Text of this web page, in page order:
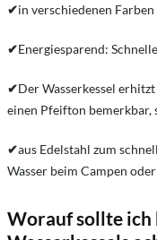
✔in verschiedenen
✔Energiesparend:
✔Der Wasserkessel
einen Pfeifton bemerkbar,
✔aus Edelstahl zum
Wasser beim Campen
Worauf sollte ich